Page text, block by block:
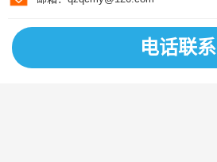
电话联系